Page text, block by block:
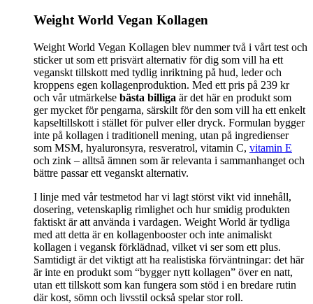
Weight World Vegan Kollagen
Weight World Vegan Kollagen blev nummer två i vårt test och
sticker ut som ett prisvärt alternativ för dig som vill ha ett
veganskt tillskott med tydlig inriktning på hud, leder och
kroppens egen kollagenproduktion. Med ett pris på 239 kr
och vår utmärkelse bästa billiga är det här en produkt som
ger mycket för pengarna, särskilt för den som vill ha ett enkelt
kapseltillskott i stället för pulver eller dryck. Formulan bygger
inte på kollagen i traditionell mening, utan på ingredienser
som MSM, hyaluronsyra, resveratrol, vitamin C, vitamin E
och zink – alltså ämnen som är relevanta i sammanhanget och
bättre passar ett veganskt alternativ.
I linje med vår testmetod har vi lagt störst vikt vid innehåll,
dosering, vetenskaplig rimlighet och hur smidig produkten
faktiskt är att använda i vardagen. Weight World är tydliga
med att detta är en kollagenbooster och inte animaliskt
kollagen i vegansk förklädnad, vilket vi ser som ett plus.
Samtidigt är det viktigt att ha realistiska förväntningar: det här
är inte en produkt som “bygger nytt kollagen” över en natt,
utan ett tillskott som kan fungera som stöd i en bredare rutin
där kost, sömn och livsstil också spelar stor roll.